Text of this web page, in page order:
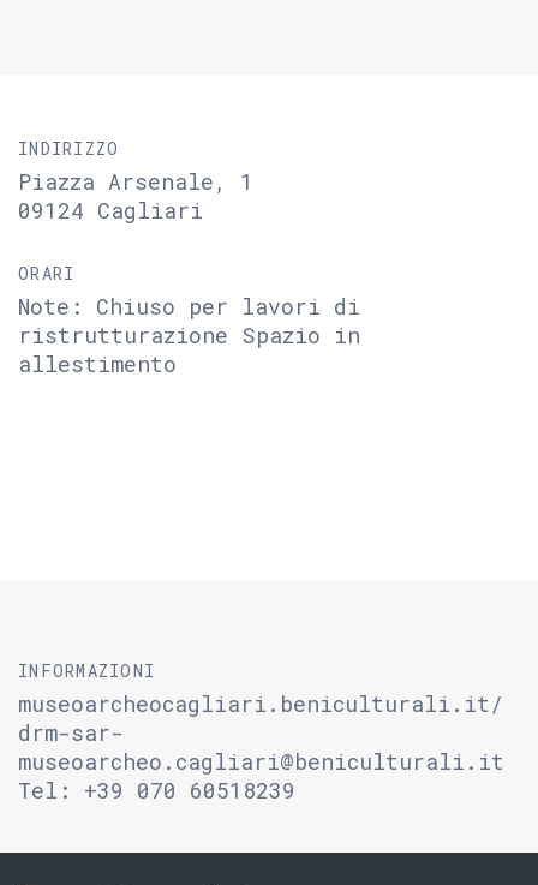
INDIRIZZO
Piazza Arsenale, 1
09124 Cagliari
ORARI
Note: Chiuso per lavori di
ristrutturazione Spazio in
allestimento
INFORMAZIONI
museoarcheocagliari.beniculturali.it/
drm-sar-
museoarcheo.cagliari@beniculturali.it
Tel: +39 070 60518239